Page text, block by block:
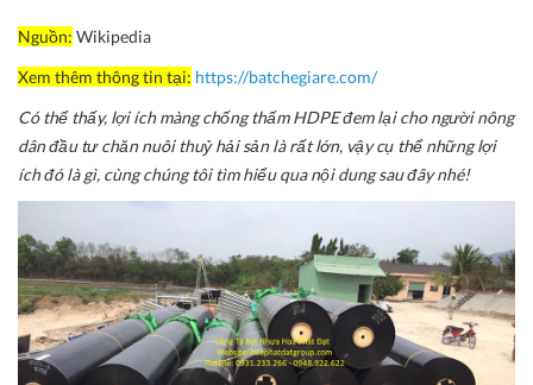
Nguồn: Wikipedia
Xem thêm thông tin tại: https://batchegiare.com/
Có thể thấy, lợi ích màng chống thấm HDPE đem lại cho người nông
dân đầu tư chăn nuôi thuỷ hải sản là rất lớn, vậy cụ thể những lợi
ích đó là gì, cùng chúng tôi tìm hiểu qua nội dung sau đây nhé!